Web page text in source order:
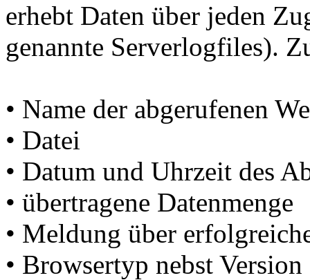
erhebt Daten über jeden
genannte Serverlogfiles).
• Name der abgerufenen
• Datei
• Datum und Uhrzeit des
• übertragene Datenmenge
• Meldung über
• Browsertyp nebst Version